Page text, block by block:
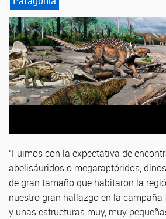
“Fuimos con la expectativa de
abelisáuridos o megaraptóridos,
de gran tamaño que habitaron la
nuestro gran hallazgo en la
y unas estructuras muy, muy